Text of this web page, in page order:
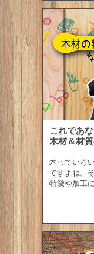
これであ
木材＆材
木っていろ
ですよね。
特徴や加工